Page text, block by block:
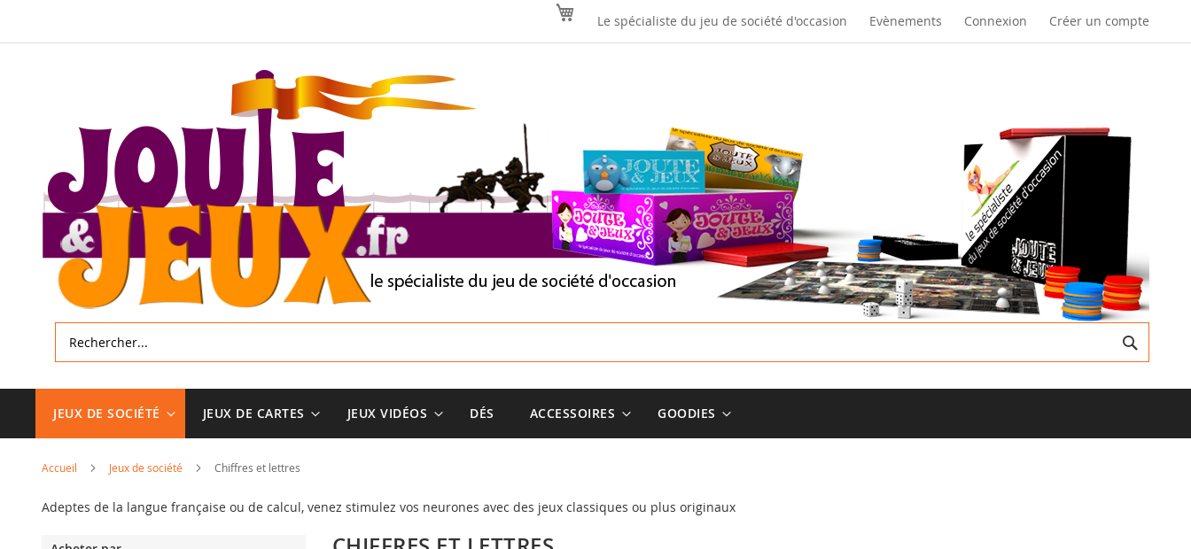
contenu
Le spécialiste du jeu de société d'occasion Evènements Connexion Créer un compte
JEUX DE SOCIÉTÉ JEUX DE CARTES JEUX VIDÉOS DÉS ACCESSOIRES GOODIES
Accueil Jeux de société Chiffres et lettres
Adeptes de la langue française ou de calcul, venez stimulez vos neurones avec des jeux classiques ou plus originaux